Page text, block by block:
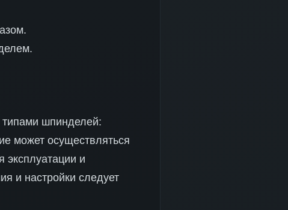
шпинделей:
может осуществляться
эксплуатации и
и настройки следует